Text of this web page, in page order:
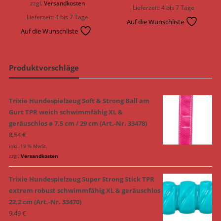
zzgl.Versandkosten
Lieferzeit:4 bis 7 Tage
Auf die Wunschliste
Lieferzeit:4 bis 7 Tage
Auf die Wunschliste
Produktvorschläge
Trixie Hundespielzeug Soft & Strong Ball am
Gurt TPR weich schwimmfähig XL &
geräuschlos ø 7,5 cm / 29 cm (Art.-Nr. 33478)
8,54€
inkl. 19 % MwSt.
zzgl. Versandkosten
Trixie Hundespielzeug Super Strong Stick TPR
extrem robust schwimmfähig XL & geräuschlos
22,2 cm (Art.-Nr. 33470)
9,49€